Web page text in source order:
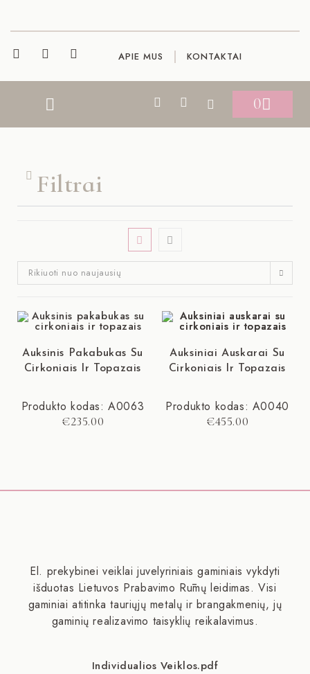
APIE MUS KONTAKTAI
0
Filtrai
Rikiuoti nuo naujausių
Auksinis Pakabukas Su
Cirkoniais Ir Topazais
Produkto kodas: A0063
€235.00
Auksiniai Auskarai Su
Cirkoniais Ir Topazais
Produkto kodas: A0040
€455.00
El. prekybinei veiklai juvelyriniais gaminiais vykdyti
išduotas Lietuvos Prabavimo Rūmų leidimas. Visi
gaminiai atitinka tauriųjų metalų ir brangakmenių, jų
gaminių realizavimo taisyklių reikalavimus.
Individualios Veiklos.pdf